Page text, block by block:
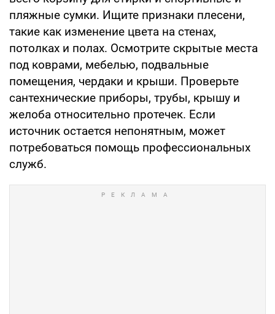
пляжные сумки. Ищите признаки плесени,
такие как изменение цвета на стенах,
потолках и полах. Осмотрите скрытые места
под коврами, мебелью, подвальные
помещения, чердаки и крыши. Проверьте
сантехнические приборы, трубы, крышу и
желоба относительно протечек. Если
источник остается непонятным, может
потребоваться помощь профессиональных
служб.